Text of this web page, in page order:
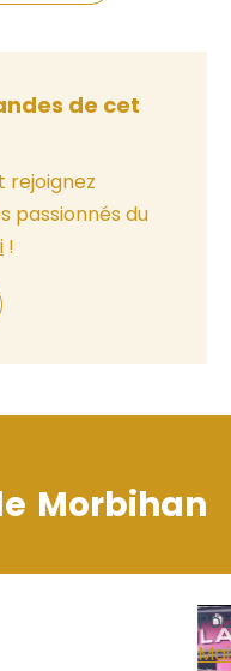
de cet
rejoignez
passionnés du
!
Morbihan
Pour